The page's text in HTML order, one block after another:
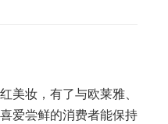
美妆，有了与欧莱雅、
爱尝鲜的消费者能保持